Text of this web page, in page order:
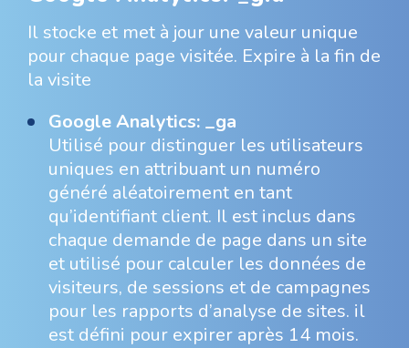
Il stocke et met à jour une valeur unique
pour chaque page visitée. Expire à la fin de
la visite
Google Analytics: _ga
Utilisé pour distinguer les utilisateurs
uniques en attribuant un numéro
généré aléatoirement en tant
qu’identifiant client. Il est inclus dans
chaque demande de page dans un site
et utilisé pour calculer les données de
visiteurs, de sessions et de campagnes
pour les rapports d’analyse de sites. il
est défini pour expirer après 14 mois.